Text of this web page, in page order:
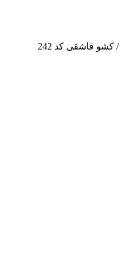
/ کشو قاشقی کد 242